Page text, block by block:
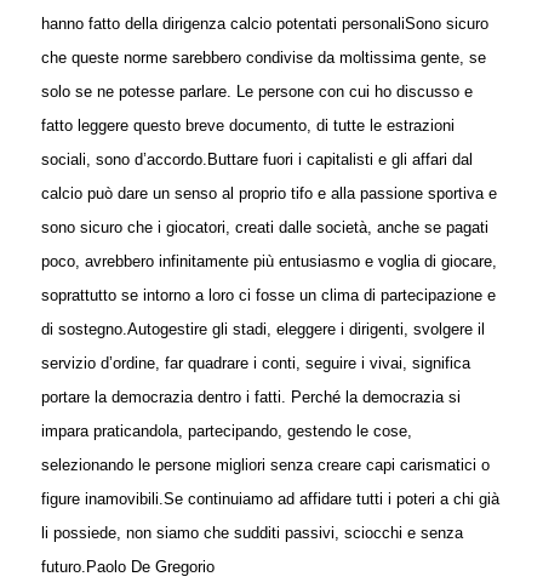
hanno fatto della dirigenza calcio potentati personaliSono sicuro
che queste norme sarebbero condivise da moltissima gente, se
solo se ne potesse parlare. Le persone con cui ho discusso e
fatto leggere questo breve documento, di tutte le estrazioni
sociali, sono d’accordo. Buttare fuori i capitalisti e gli affari dal
calcio può dare un senso al proprio tifo e alla passione sportiva e
sono sicuro che i giocatori, creati dalle società, anche se pagati
poco, avrebbero infinitamente più entusiasmo e voglia di giocare,
soprattutto se intorno a loro ci fosse un clima di partecipazione e
di sostegno.Autogestire gli stadi, eleggere i dirigenti, svolgere il
servizio d’ordine, far quadrare i conti, seguire i vivai, significa
portare la democrazia dentro i fatti. Perché la democrazia si
impara praticandola, partecipando, gestendo le cose,
selezionando le persone migliori senza creare capi carismatici o
figure inamovibili.Se continuiamo ad affidare tutti i poteri a chi già
li possiede, non siamo che sudditi passivi, sciocchi e senza
futuro. Paolo De Gregorio